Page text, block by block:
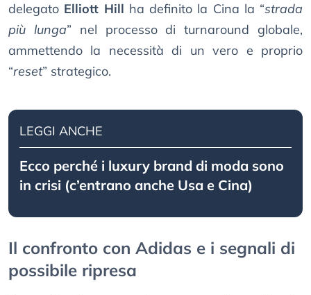
delegato Elliott Hill ha definito la Cina la “strada
più lunga” nel processo di turnaround globale,
ammettendo la necessità di un vero e proprio
“reset” strategico.
LEGGI ANCHE
Ecco perché i luxury brand di moda sono
in crisi (c’entrano anche Usa e Cina)
Il confronto con Adidas e i segnali di
possibile ripresa